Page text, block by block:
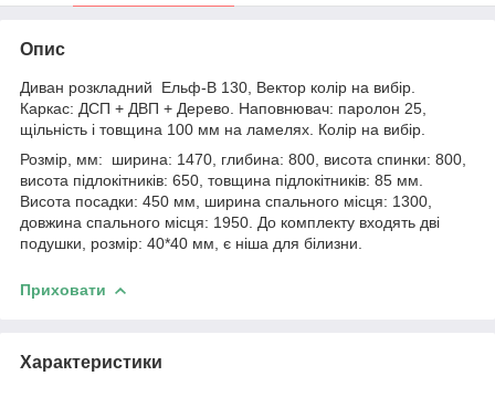
Опис
Диван розкладний Ельф-В 130, Вектор колір на вибір.
Каркас: ДСП + ДВП + Дерево. Наповнювач: паролон 25,
щільність і товщина 100 мм на ламелях. Колір на вибір.
Розмір, мм: ширина: 1470, глибина: 800, висота спинки: 800,
висота підлокітників: 650, товщина підлокітників: 85 мм.
Висота посадки: 450 мм, ширина спального місця: 1300,
довжина спального місця: 1950. До комплекту входять дві
подушки, розмір: 40*40 мм, є ніша для білизни.
Приховати
Характеристики